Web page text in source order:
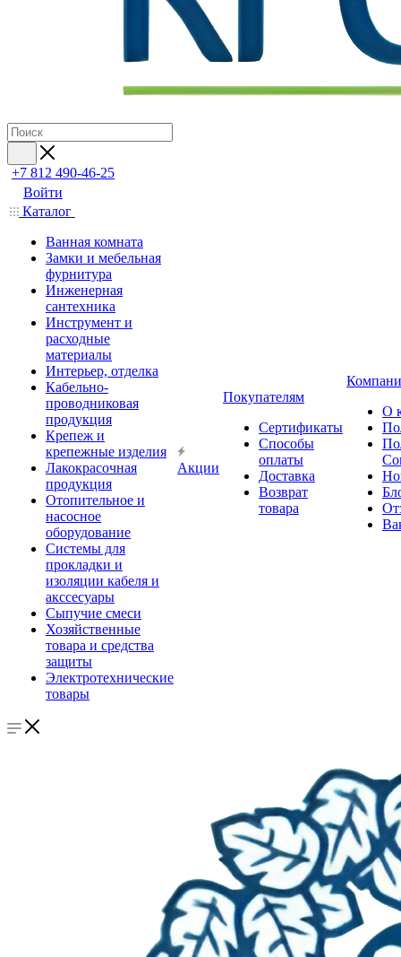
+7 812 490-46-25
Войти
Каталог
Ванная комната
Замки и мебельная
фурнитура
Инженерная
сантехника
Инструмент и
расходные
материалы
Интерьер, отделка
Кабельно-
проводниковая
продукция
Крепеж и
крепежные изделия
Лакокрасочная
продукция
Отопительное и
насосное
оборудование
Системы для
прокладки и
изоляции кабеля и
акссесуары
Сыпучие смеси
Хозяйственные
товара и средства
защиты
Электротехнические
товары
Акции
Покупателям
Сертификаты
Способы
оплаты
Доставка
Возврат
товара
О